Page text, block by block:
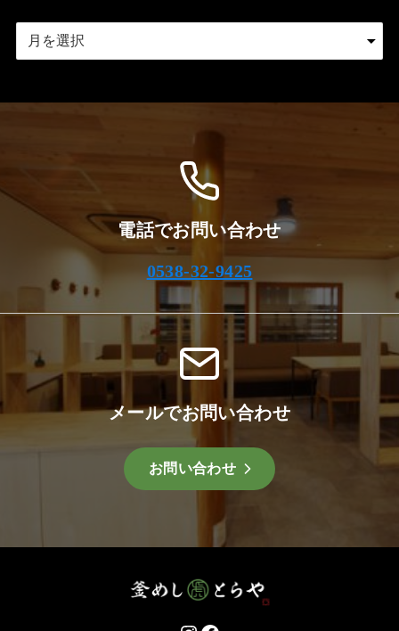
電話でお問い合わせ
0538-32-9425
メールでお問い合わせ
お問い合わせ